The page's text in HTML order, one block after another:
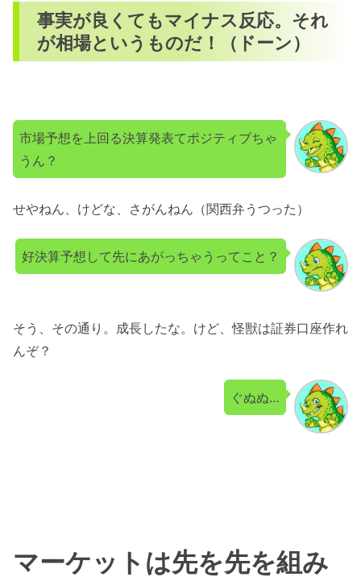
事実が良くてもマイナス反応。それ
が相場というものだ！（ドーン）
市場予想を上回る決算発表てポジティブちゃ
うん？
せやねん、けどな、さがんねん（関西弁うつった）
好決算予想して先にあがっちゃうってこと？
そう、その通り。成長したな。けど、怪獣は証券口座作れ
んぞ？
ぐぬぬ…
マーケットは先を先を組み